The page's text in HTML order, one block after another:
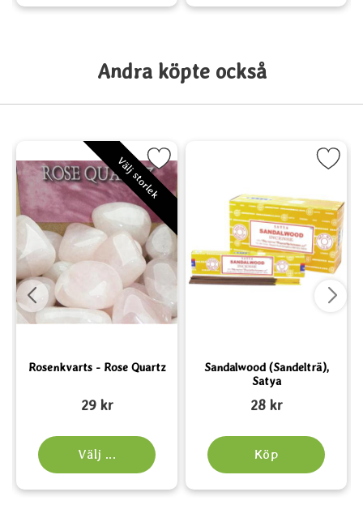
Andra köpte också
runkors som favoritVälj storlek
Rosenkvarts - Rose Quartz
Art. nr 216229 kr
Välj ...
Markera Rosenkvarts - Rose Quartz som favorit
Sandalwood (Sandelträ),
Satya
28 kr
Köp
Markera Sandalwood